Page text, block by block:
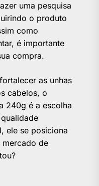
uma pesquisa
o produto
como
é importante
compra.
as unhas
cabelos, o
240g é a escolha
ele se posiciona
de